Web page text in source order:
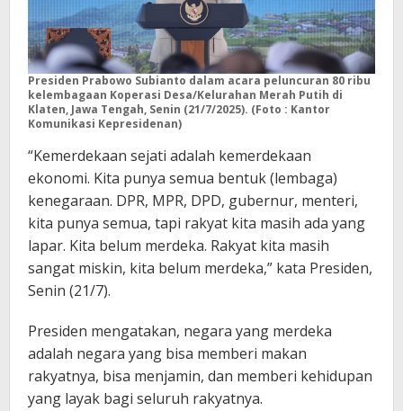
Presiden Prabowo Subianto dalam acara peluncuran 80 ribu
kelembagaan Koperasi Desa/Kelurahan Merah Putih di
Klaten, Jawa Tengah, Senin (21/7/2025). (Foto : Kantor
Komunikasi Kepresidenan)
“Kemerdekaan sejati adalah kemerdekaan
ekonomi. Kita punya semua bentuk (lembaga)
kenegaraan. DPR, MPR, DPD, gubernur, menteri,
kita punya semua, tapi rakyat kita masih ada yang
lapar. Kita belum merdeka. Rakyat kita masih
sangat miskin, kita belum merdeka,” kata Presiden,
Senin (21/7).
Presiden mengatakan, negara yang merdeka
adalah negara yang bisa memberi makan
rakyatnya, bisa menjamin, dan memberi kehidupan
yang layak bagi seluruh rakyatnya.